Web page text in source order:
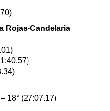
Rojas-Candelaria
18° (27:07.17)